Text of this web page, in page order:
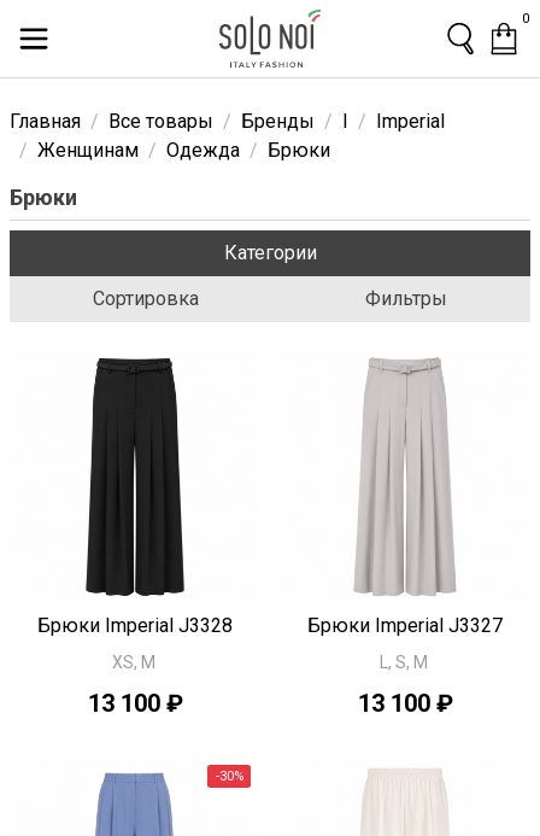
0
Главная Все товары Бренды I
Imperial
Женщинам
Одежда Брюки
Брюки
Категории
Сортировка
Фильтры
Быстрый просмотр
Брюки Imperial J3328
XS, M
13 100 ₽
Быстрый просмотр
Брюки Imperial J3327
L, S, M
13 100 ₽